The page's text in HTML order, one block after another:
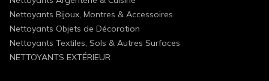
Nettoyants Bijoux, Montres & Accessoires
Nettoyants Objets de Décoration
Nettoyants Textiles, Sols & Autres Surfaces
NETTOYANTS EXTÉRIEUR